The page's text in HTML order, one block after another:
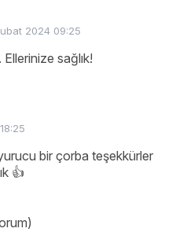
2024 09:25
sağlık!
bir çorba teşekkürler
👍